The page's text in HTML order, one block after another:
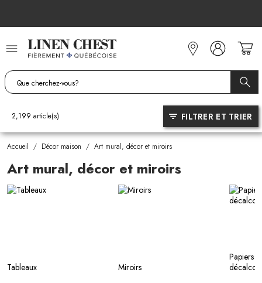
contenu
Accueil / Décor maison / Art mural, décor et miroirs
Art mural, décor et miroirs
Tableaux Miroirs
Papiers
2,199 article(s) FILTRER ET TRIER